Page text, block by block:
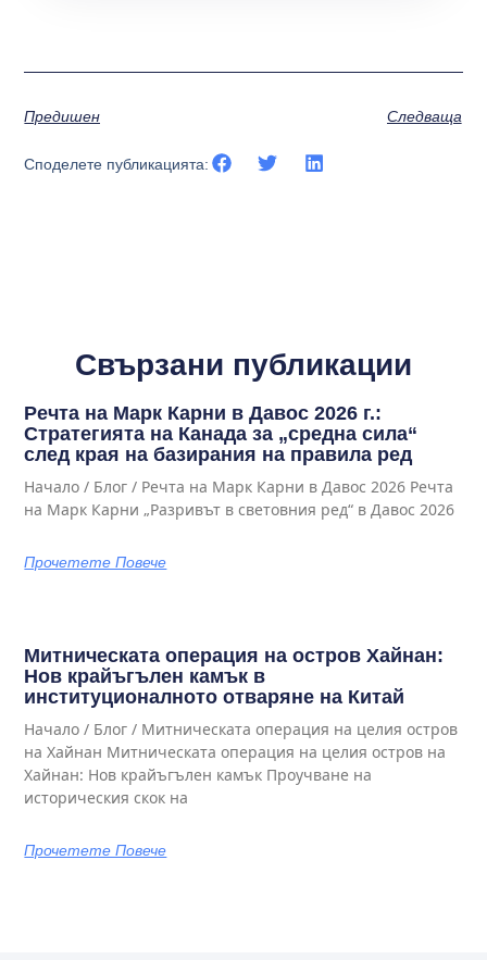
Предишен Следваща
Споделете публикацията:
Свързани публикации
Речта на Марк Карни в Давос 2026 г.:
Стратегията на Канада за „средна сила“
след края на базирания на правила ред
Начало / Блог / Речта на Марк Карни в Давос 2026 Речта
на Марк Карни „Разривът в световния ред“ в Давос 2026
Прочетете Повече
Митническата операция на остров Хайнан:
Нов крайъгълен камък в
институционалното отваряне на Китай
Начало / Блог / Митническата операция на целия остров
на Хайнан Митническата операция на целия остров на
Хайнан: Нов крайъгълен камък Проучване на
историческия скок на
Прочетете Повече